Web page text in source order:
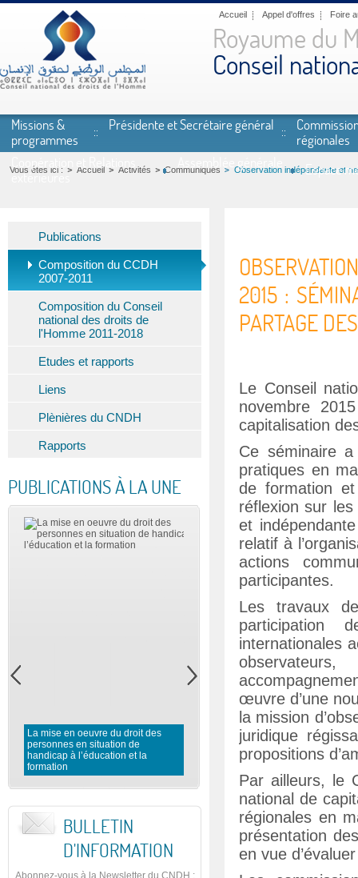
Aller au contenu principal
Accueil Appel d'offres Foire
Royaume du
Conseil
Missions &
programmes
Présidente et Secrétaire général
régionales
Coopération et Relations
extérieures
Espace
Vous êtes ici : Accueil Activités Communiqués Observation indépendante et
Publications
Composition du CCDH
2007-2011
Composition du Conseil
national des droits de
l'Homme 2011-2018
Etudes et rapports
Liens
Plènières du CNDH
Rapports
PUBLICATIONS À LA UNE
La mise en oeuvre du droit des
personnes en situation de
handicap à l’éducation et la
formation
Rapport préliminaire du CNDH
l’observation des élections
BULLETIN
D'INFORMATION
Abonnez-vous à la Newsletter du CNDH :
2015 :
PARTAGE
Le Conseil
novembre
capitalisation
Ce séminaire
pratiques en
de formation
réflexion sur
et
relatif à
actions
participantes.
Les travaux
participation
internationales
œuvre d’une
la mission
juridique
propositions
Par ailleurs, le
national de
régionales en
présentation
en vue